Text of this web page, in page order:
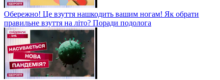
Обережно! Це взуття нашкодить вашим ногам! Як обрати
правильне взуття на літо? Поради подолога